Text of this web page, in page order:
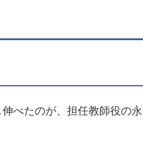
べたのが、担任教師役の永